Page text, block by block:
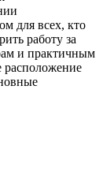
для всех, кто
работу за
и практичным
расположение